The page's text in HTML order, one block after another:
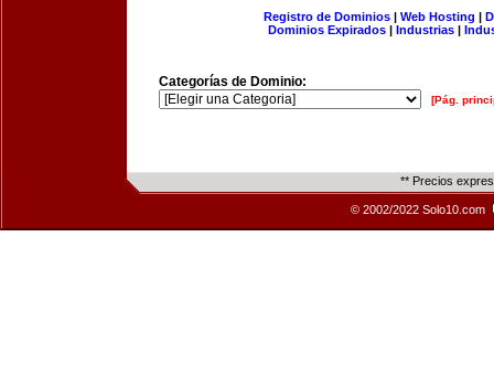
Registro de Dominios| Web Hosting |
Dominios Expirados | Industrias |
Categorías de Dominio:
[Pág.
** Precios
© 2002/2022 Solo10.com